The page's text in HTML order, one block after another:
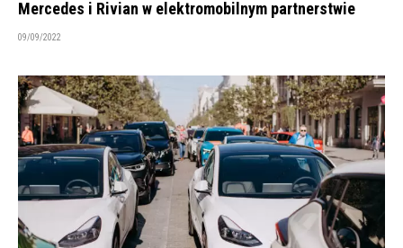
Mercedes i Rivian w elektromobilnym partnerstwie
09/09/2022